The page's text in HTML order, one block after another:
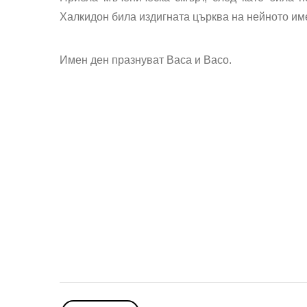
Халкидон била издигната църква на нейното
Имен ден празнуват Васа и Васо.